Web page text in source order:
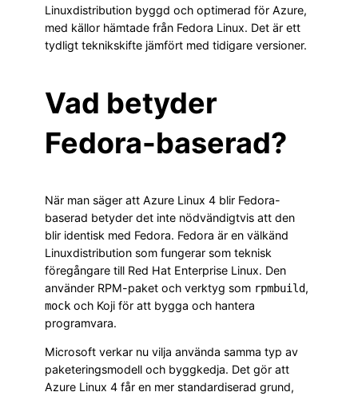
Linuxdistribution byggd och optimerad för Azure,
med källor hämtade från Fedora Linux. Det är ett
tydligt teknikskifte jämfört med tidigare versioner.
Vad betyder
Fedora-baserad?
När man säger att Azure Linux 4 blir Fedora-
baserad betyder det inte nödvändigtvis att den
blir identisk med Fedora. Fedora är en välkänd
Linuxdistribution som fungerar som teknisk
föregångare till Red Hat Enterprise Linux. Den
använder RPM-paket och verktyg som rpmbuild,
mock och Koji för att bygga och hantera
programvara.
Microsoft verkar nu vilja använda samma typ av
paketeringsmodell och byggkedja. Det gör att
Azure Linux 4 får en mer standardiserad grund,